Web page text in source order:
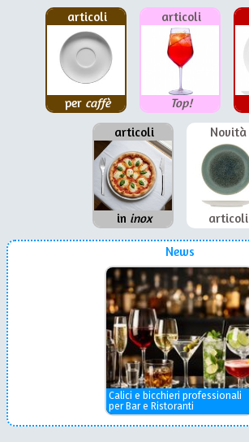
articoli
per caffè
articoli
Top!
articoli
in inox
Novità
articoli
News
Calici e bicchieri professionali
per Bar e Ristoranti